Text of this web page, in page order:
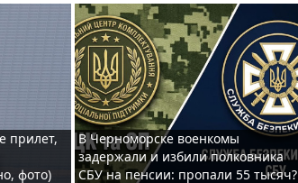
прилет,
фото)
В Черноморске военкомы
задержали и избили полковника
СБУ на пенсии: пропали 55 тысяч?